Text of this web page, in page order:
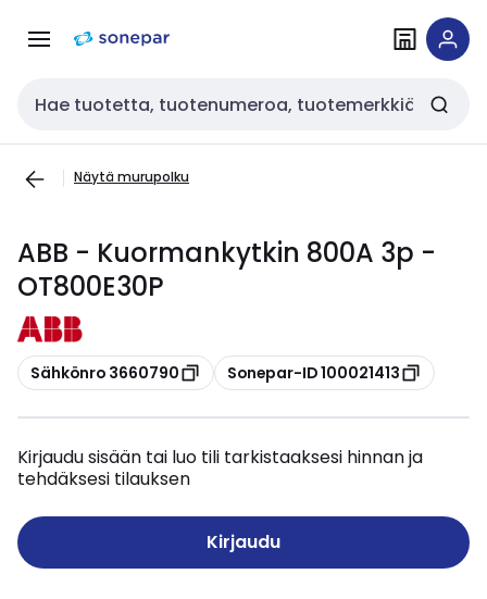
navigointiinsisältöön
Haku
Näytä murupolku
ABB - Kuormankytkin 800A 3p -
OT800E30P
Kopioi
Sähkönro 3660790 Kopioi
Sonepar-ID 100021413
Kirjaudu sisään tai luo tili tarkistaaksesi hinnan ja
tehdäksesi tilauksen
Kirjaudu